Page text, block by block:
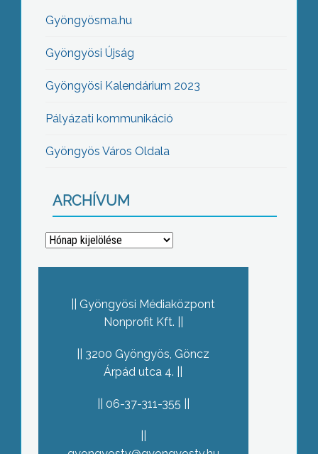
Gyöngyösma.hu
Gyöngyösi Újság
Gyöngyösi Kalendárium 2023
Pályázati kommunikáció
Gyöngyös Város Oldala
ARCHÍVUM
Archívum
Gyöngyösi Médiaközpont
Nonprofit Kft.
3200 Gyöngyös, Göncz
Árpád utca 4.
06-37-311-355